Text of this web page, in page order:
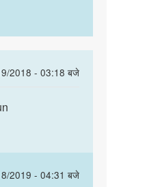
2018 - 03:18 बजे
2019 - 04:31 बजे